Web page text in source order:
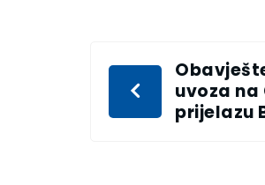
uvoza na
prijelazu